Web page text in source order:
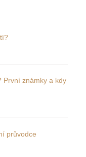
První známky a kdy
průvodce